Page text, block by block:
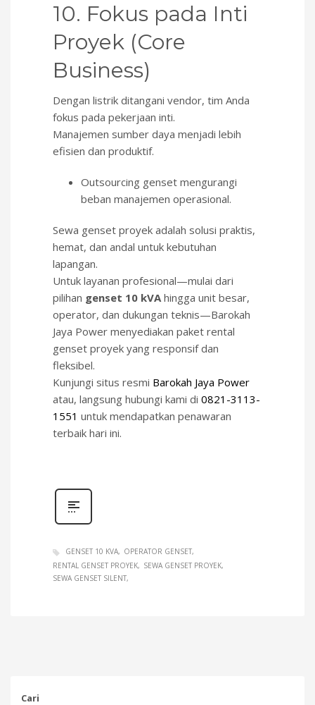
10. Fokus pada Inti
Proyek (Core
Business)
Dengan listrik ditangani vendor, tim Anda
fokus pada pekerjaan inti.
Manajemen sumber daya menjadi lebih
efisien dan produktif.
Outsourcing genset mengurangi
beban manajemen operasional.
Sewa genset proyek adalah solusi praktis,
hemat, dan andal untuk kebutuhan
lapangan.
Untuk layanan profesional—mulai dari
pilihan genset 10 kVAhingga unit besar,
operator, dan dukungan teknis—Barokah
Jaya Power menyediakan paket rental
genset proyek yang responsif dan
fleksibel.
Kunjungi situs resmi Barokah Jaya Power
atau, langsung hubungi kami di 0821-3113-
1551 untuk mendapatkan penawaran
terbaik hari ini.
GENSET 10 KVA
OPERATOR GENSET
RENTAL GENSET PROYEK
SEWA GENSET PROYEK
SEWA GENSET SILENT
Cari